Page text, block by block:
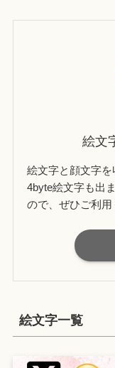
絵文
絵文字と顔文字を
4byte絵文字も出
ので、ぜひご利用
絵文字一覧